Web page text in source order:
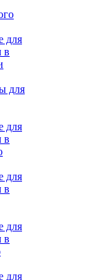
для
в
для
для
в
для
в
для
в
для